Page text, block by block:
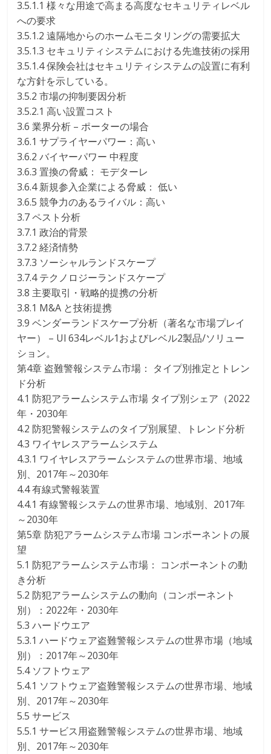
3.5.1.1 様々な用途で高まる高度なセキュリティレベル
への要求
3.5.1.2 遠隔地からのホームモニタリングの需要拡大
3.5.1.3 セキュリティシステムにおける先進技術の採用
3.5.1.4 保険会社はセキュリティシステムの設置に有利
な方針を示している。
3.5.2 市場の抑制要因分析
3.5.2.1 高い設置コスト
3.6 業界分析 – ポーターの場合
3.6.1 サプライヤーパワー：高い
3.6.2 バイヤーパワー 中程度
3.6.3 置換の脅威： モデターレ
3.6.4 新規参入企業による脅威： 低い
3.6.5 競争力のあるライバル：高い
3.7 ペスト分析
3.7.1 政治的背景
3.7.2 経済情勢
3.7.3 ソーシャルランドスケープ
3.7.4 テクノロジーランドスケープ
3.8 主要取引・戦略的提携の分析
3.8.1 M&A と技術提携
3.9 ベンダーランドスケープ分析（著名な市場プレイ
ヤー） – Ul 634レベル1およびレベル2製品/ソリュー
ション。
第4章 盗難警報システム市場： タイプ別推定とトレン
ド分析
4.1 防犯アラームシステム市場 タイプ別シェア（2022
年・2030年
4.2 防犯警報システムのタイプ別展望、トレンド分析
4.3 ワイヤレスアラームシステム
4.3.1 ワイヤレスアラームシステムの世界市場、地域
別、2017年～2030年
4.4 有線式警報装置
4.4.1 有線警報システムの世界市場、地域別、2017年
～2030年
第5章 防犯アラームシステム市場 コンポーネントの展
望
5.1 防犯アラームシステム市場： コンポーネントの動
き分析
5.2 防犯アラームシステムの動向（コンポーネント
別）：2022年・2030年
5.3 ハードウエア
5.3.1 ハードウェア盗難警報システムの世界市場（地域
別）：2017年～2030年
5.4 ソフトウェア
5.4.1 ソフトウェア盗難警報システムの世界市場、地域
別、2017年～2030年
5.5 サービス
5.5.1 サービス用盗難警報システムの世界市場、地域
別、2017年～2030年